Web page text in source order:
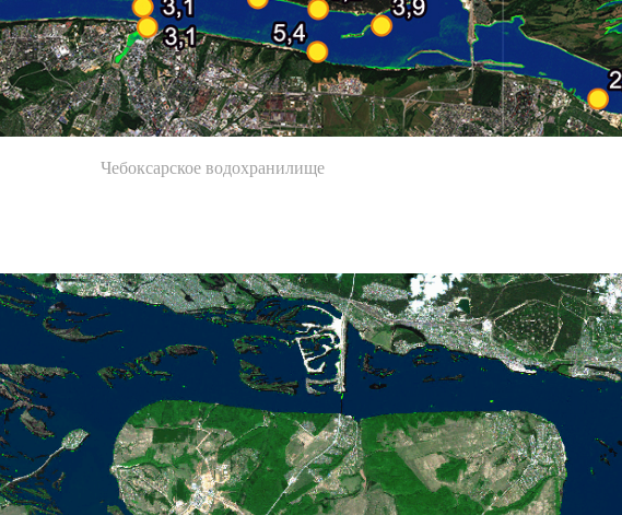
Чебоксарское водохранилище